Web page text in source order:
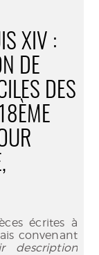
XIV :
DE
DES
écrites à
convenant
description